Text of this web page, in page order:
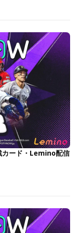
カード・Lemino配信